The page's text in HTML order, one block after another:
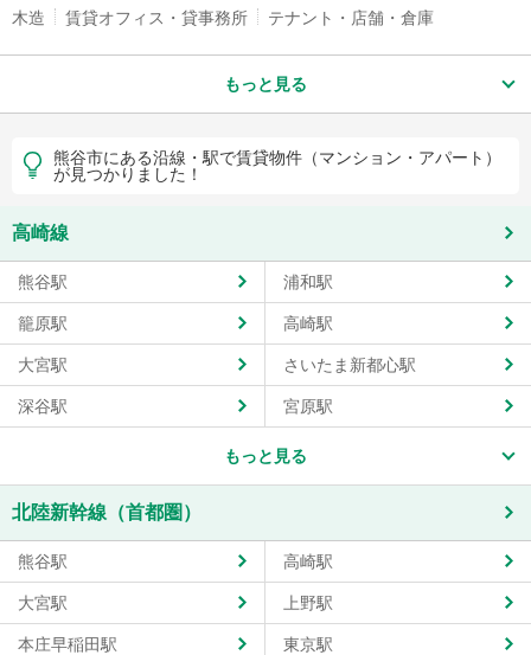
木造
賃貸オフィス・貸事務所 テナント・店舗・倉庫
もっと見る
熊谷市にある沿線・駅で賃貸物件（マンション・アパート）
が見つかりました！
高崎線
熊谷駅 浦和駅
籠原駅 高崎駅
大宮駅 さいたま新都心駅
深谷駅 宮原駅
もっと見る
北陸新幹線（首都圏）
熊谷駅 高崎駅
大宮駅 上野駅
本庄早稲田駅 東京駅